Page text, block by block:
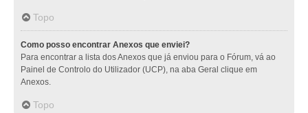
Topo
Como posso encontrar Anexos que enviei?
Para encontrar a lista dos Anexos que já enviou para o Fórum, vá ao
Painel de Controlo do Utilizador (UCP), na aba Geral clique em
Anexos.
Topo